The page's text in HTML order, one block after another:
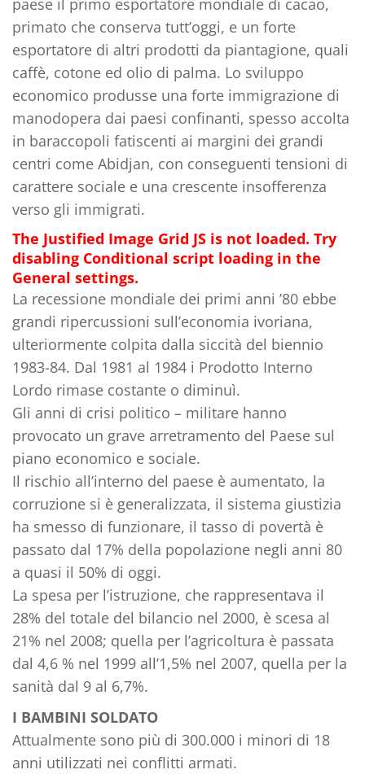
primato che conserva tutt’oggi, e un forte
esportatore di altri prodotti da piantagione, quali
caffè, cotone ed olio di palma. Lo sviluppo
economico produsse una forte immigrazione di
manodopera dai paesi confinanti, spesso accolta
in baraccopoli fatiscenti ai margini dei grandi
centri come Abidjan, con conseguenti tensioni di
carattere sociale e una crescente insofferenza
verso gli immigrati.
The Justified Image Grid JS is not loaded. Try
disabling Conditional script loading in the
General settings.
La recessione mondiale dei primi anni ’80 ebbe
grandi ripercussioni sull’economia ivoriana,
ulteriormente colpita dalla siccità del biennio
1983-84. Dal 1981 al 1984 i Prodotto Interno
Lordo rimase costante o diminuì.
Gli anni di crisi politico – militare hanno
provocato un grave arretramento del Paese sul
piano economico e sociale.
Il rischio all’interno del paese è aumentato, la
corruzione si è generalizzata, il sistema giustizia
ha smesso di funzionare, il tasso di povertà è
passato dal 17% della popolazione negli anni 80
a quasi il 50% di oggi.
La spesa per l’istruzione, che rappresentava il
28% del totale del bilancio nel 2000, è scesa al
21% nel 2008; quella per l’agricoltura è passata
dal 4,6 % nel 1999 all’1,5% nel 2007, quella per la
sanità dal 9 al 6,7%.
I BAMBINI SOLDATO
Attualmente sono più di 300.000 i minori di 18
anni utilizzati nei conflitti armati.